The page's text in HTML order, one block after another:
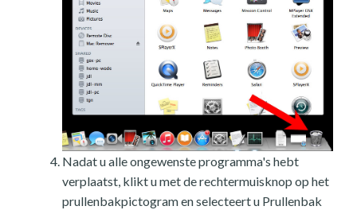
Nadat u alle ongewenste programma's hebt
verplaatst, klikt u met de rechtermuisknop op het
prullenbakpictogram en selecteert u Prullenbak